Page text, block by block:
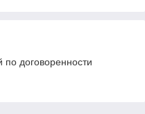
по договоренности